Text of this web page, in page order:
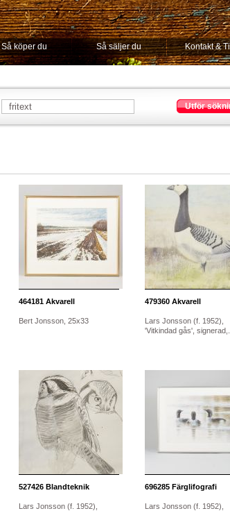
Så köper du Så säljer du Kontakt &
Utför
464181Akvarell
Bert Jonsson, 25x33
479360Akvarell
Lars Jonsson (f. 1952),
'Vitkindad gås',
527426Blandteknik
Lars Jonsson (f. 1952),
696285Färglifografi
Lars Jonsson (f. 1952),